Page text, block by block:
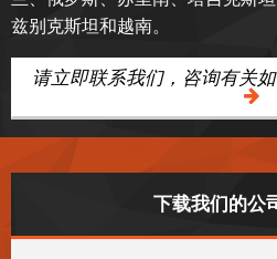
兹别克斯坦和越南。
请立即联系我们，咨询有关
下载我们的公